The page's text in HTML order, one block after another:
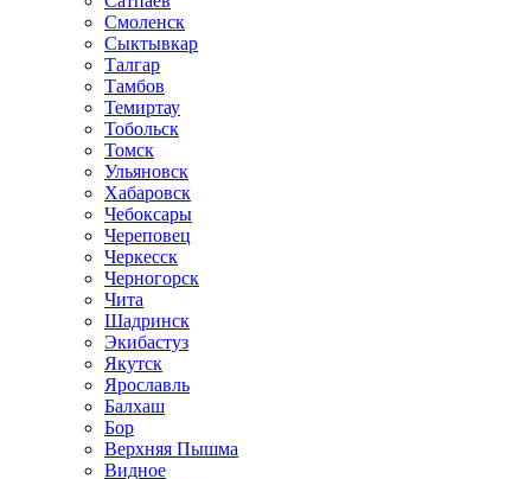
Смоленск
Сыктывкар
Талгар
Тамбов
Темиртау
Тобольск
Томск
Ульяновск
Хабаровск
Чебоксары
Череповец
Черкесск
Черногорск
Чита
Шадринск
Экибастуз
Якутск
Ярославль
Балхаш
Бор
Верхняя Пышма
Видное